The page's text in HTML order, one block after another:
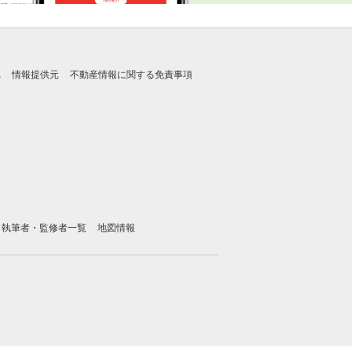
情報提供元 不動産情報に関する免責事項
執筆者・監修者一覧 地図情報